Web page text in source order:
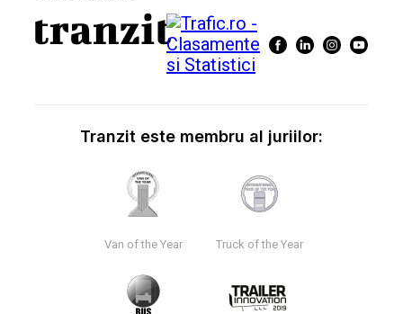
Tranzit este membru al juriilor:
Van of the Year Truck of the Year